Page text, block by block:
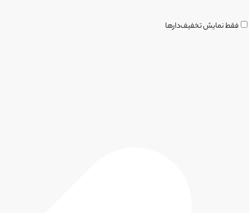
فقط نمایش تخفیف‌دارها